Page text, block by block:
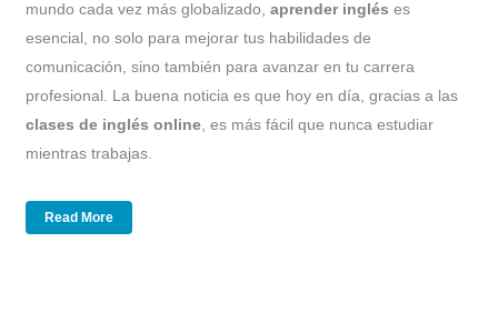
mundo cada vez más globalizado, aprender inglés es
esencial, no solo para mejorar tus habilidades de
comunicación, sino también para avanzar en tu carrera
profesional. La buena noticia es que hoy en día, gracias a las
clases de inglés online , es más fácil que nunca estudiar
mientras trabajas.
Read More